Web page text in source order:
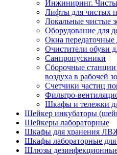
Инжиниринг.
Лифты для чистых
Локальные чистые
Оборудование для
Окна
Очистители обуви
Санпропускники
Сборочные
воздуха в рабочей
Счетчики частиц
Фильтро-
Шкафы и тележки
Шейкер инкубаторы
Шейкеры лабораторные
Шкафы для хранения
Шкафы лабораторные для
Шлюзы